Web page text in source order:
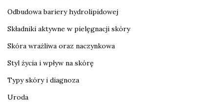
Odbudowa bariery hydrolipidowej
Składniki aktywne w pielęgnacji skóry
Skóra wrażliwa oraz naczynkowa
Styl życia i wpływ na skórę
Typy skóry i diagnoza
Uroda